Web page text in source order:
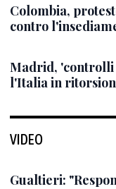
Colombia,
contro
Madrid,
l'Italia in
VIDEO
Gualtieri: